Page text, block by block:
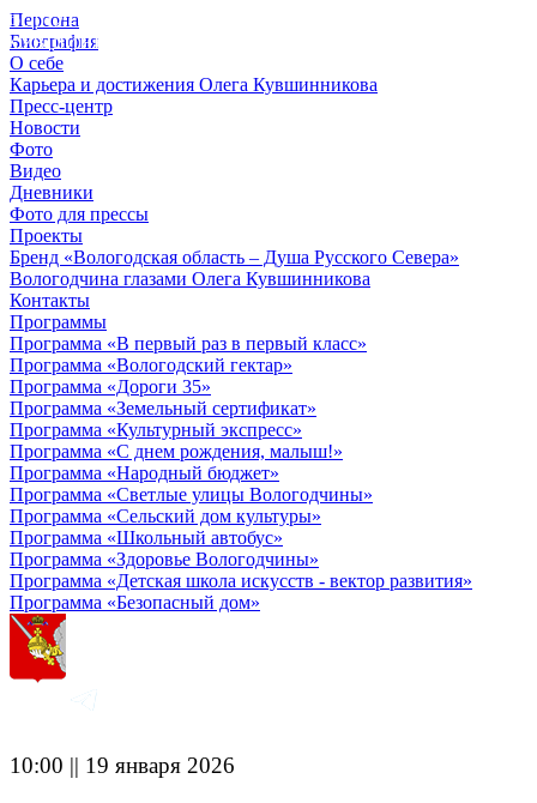
Персона
Биография
О себе
Карьера и достижения Олега Кувшинникова
Пресс-центр
Новости
Фото
Видео
Дневники
Фото для прессы
Проекты
Бренд «Вологодская область – Душа Русского Севера»
Вологодчина глазами Олега Кувшинникова
Контакты
Программы
Программа «В первый раз в первый класс»
Программа «Вологодский гектар»
Программа «Дороги 35»
Программа «Земельный сертификат»
Программа «Культурный экспресс»
Программа «С днем рождения, малыш!»
Программа «Народный бюджет»
Программа «Светлые улицы Вологодчины»
Программа «Сельский дом культуры»
Программа «Школьный автобус»
Программа «Здоровье Вологодчины»
Программа «Детская школа искусств - вектор развития»
Программа «Безопасный дом»
10:00 || 19 января 2026
© 2012 - 2023,
КУВШИННИКОВ О.А.